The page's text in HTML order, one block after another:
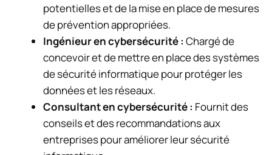
potentielles et de la mise en place de mesures
de prévention appropriées.
Ingénieur en cybersécurité : Chargé de
concevoir et de mettre en place des systèmes
de sécurité informatique pour protéger les
données et les réseaux.
Consultant en cybersécurité : Fournit des
conseils et des recommandations aux
entreprises pour améliorer leur sécurité